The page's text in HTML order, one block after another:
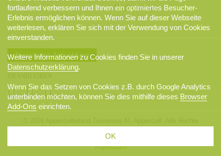
Mitglieder-Login
Newsletter-Anmeldung
Datenschutzerklärung
Impressum
fortlaufend verbessern und Ihnen ein optimiertes Besucher-
Erlebnis ermöglichen können. Wenn Sie auf dieser Webseite
weiterlesen, erklären Sie sich mit der Verwendung von Cookies
einverstanden.
Weitere Informationen zu Cookies finden Sie in unserer
Datenschutzerklärung.
Wenn Sie das Setzen von Cookies z.B. durch Google Analytics
unterbinden möchten, können Sie dies mithilfe dieses Browser
Add-Ons einrichten.
OK